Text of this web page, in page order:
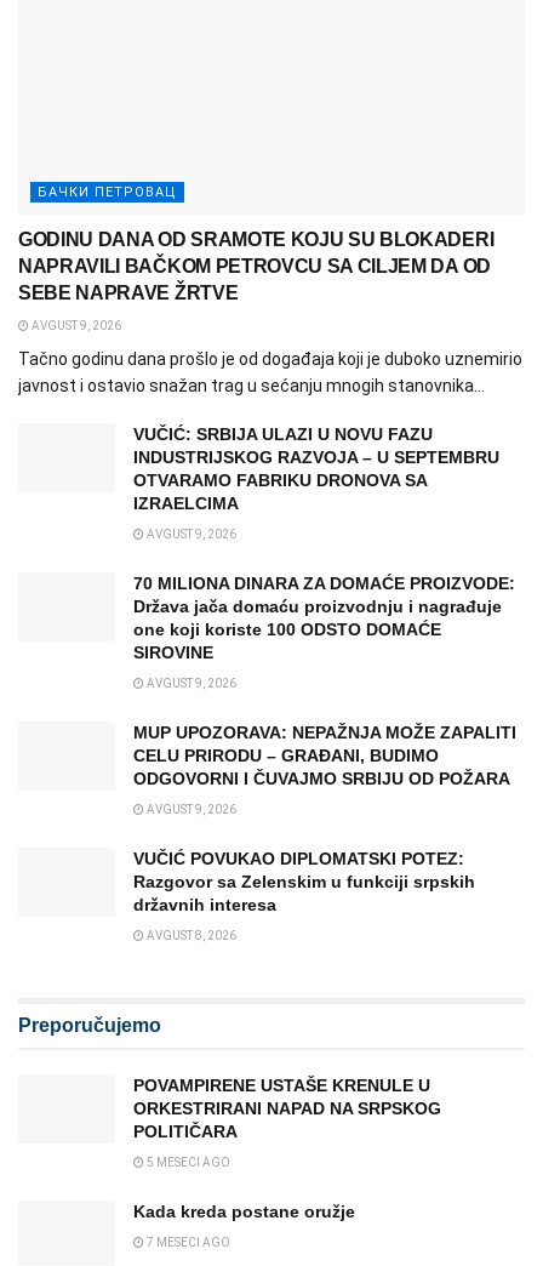
БАЧКИ ПЕТРОВАЦ
GODINU DANA OD SRAMOTE KOJU SU BLOKADERI
NAPRAVILI BAČKOM PETROVCU SA CILJEM DA OD
SEBE NAPRAVE ŽRTVE
AVGUST 9, 2026
Tačno godinu dana prošlo je od događaja koji je duboko uznemirio
javnost i ostavio snažan trag u sećanju mnogih stanovnika...
VUČIĆ: SRBIJA ULAZI U NOVU FAZU
INDUSTRIJSKOG RAZVOJA – U SEPTEMBRU
OTVARAMO FABRIKU DRONOVA SA
IZRAELCIMA
AVGUST 9, 2026
70 MILIONA DINARA ZA DOMAĆE PROIZVODE:
Država jača domaću proizvodnju i nagrađuje
one koji koriste 100 ODSTO DOMAĆE
SIROVINE
AVGUST 9, 2026
MUP UPOZORAVA: NEPAŽNJA MOŽE ZAPALITI
CELU PRIRODU – GRAĐANI, BUDIMO
ODGOVORNI I ČUVAJMO SRBIJU OD POŽARA
AVGUST 9, 2026
VUČIĆ POVUKAO DIPLOMATSKI POTEZ:
Razgovor sa Zelenskim u funkciji srpskih
državnih interesa
AVGUST 8, 2026
Preporučujemo
POVAMPIRENE USTAŠE KRENULE U
ORKESTRIRANI NAPAD NA SRPSKOG
POLITIČARA
5 MESECI AGO
Kada kreda postane oružje
7 MESECI AGO